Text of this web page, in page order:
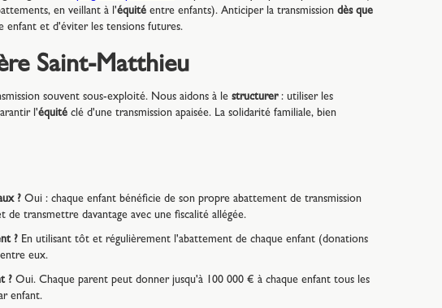
en veillant à l'équitéentre enfants). Anticiper la transmission dès que
et d'éviter les tensions futures.
Saint-Matthieu
souvent sous-exploité. Nous aidons à le structurer: utiliser les
l'équitéclé d'une transmission apaisée. La solidarité familiale, bien
?Oui : chaque enfant bénéficie de son propre abattement de transmission
transmettre davantage avec une fiscalité allégée.
?En utilisant tôt et régulièrement l'abattement de chaque enfant (donations
eux.
?Oui. Chaque parent peut donner jusqu'à 100 000 € à chaque enfant tous les
enfant.